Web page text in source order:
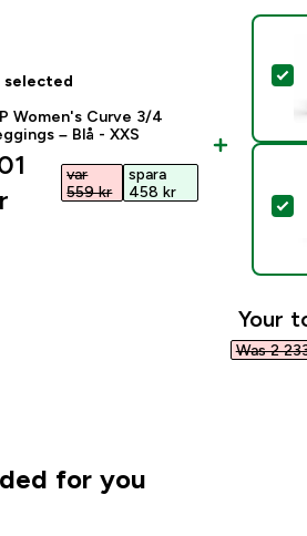
Women's Curve 3/4
– Blå - XXS
price
var
559 kr‎
spara
458 kr‎
Your
Was 2
for you